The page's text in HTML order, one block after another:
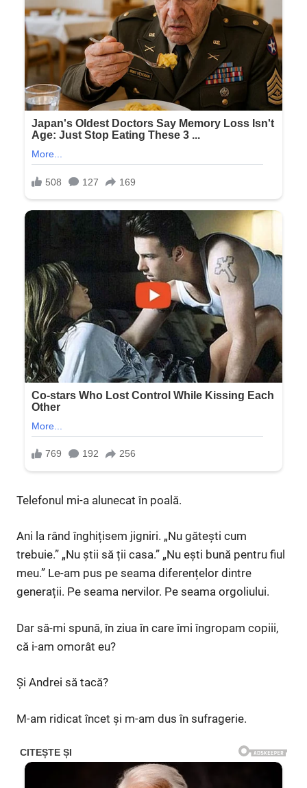
Telefonul mi-a alunecat în poală.
Ani la rând înghițisem jigniri. „Nu gătești cum
trebuie.” „Nu știi să ții casa.” „Nu ești bună pentru fiul
meu.” Le-am pus pe seama diferențelor dintre
generații. Pe seama nervilor. Pe seama orgoliului.
Dar să-mi spună, în ziua în care îmi îngropam copiii,
că i-am omorât eu?
Și Andrei să tacă?
M-am ridicat încet și m-am dus în sufragerie.